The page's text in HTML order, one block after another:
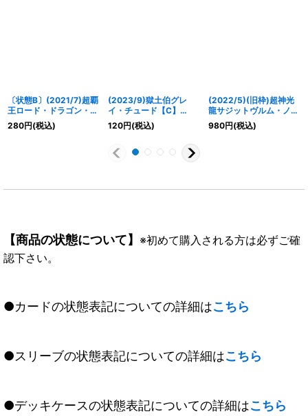
〔状態B〕(2021/7)超覇
王ロード・ドラゴン・零
【X】{BS55-X02}
《多》
280円(税込)
(2023/9)獄土伯グレ
イ・チュード【C】
{SD65-002}《紫》
120円(税込)
(2022/5)(旧枠)超神光
龍サジットヴルム・ノヴ
ァ【10thX】{BS47-
10thX01}《赤》
980円(税込)
【商品の状態について】 ※初めて購入される方は必ずご確
認下さい。
●カードの状態表記についての詳細はこちら
●スリーブの状態表記についての詳細はこちら
●デッキケースの状態表記についての詳細はこちら